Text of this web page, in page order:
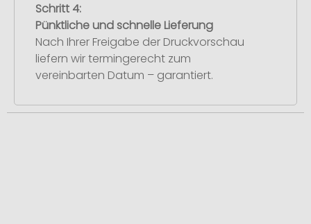
Schritt 4:
Pünktliche und schnelle Lieferung
Nach Ihrer Freigabe der Druckvorschau
liefern wir termingerecht zum
vereinbarten Datum – garantiert.